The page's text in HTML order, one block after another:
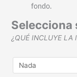
fondo.
Selecciona
¿QUÉ INCLUYE LA